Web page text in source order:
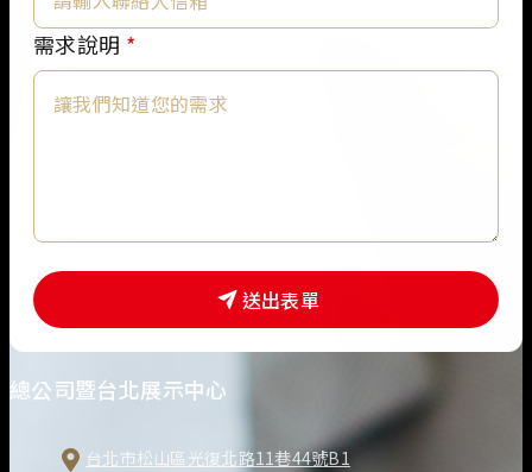
總公司暨台北展示中心
台北市松山區光復北路11巷44號B1
*
需求說明 *
送出表單